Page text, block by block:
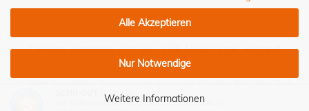
Alle Akzeptieren
Nur Notwendige
Weitere Informationen
* Preise verstehen sich inkl. 19% MwSt. zzgl.Versand
Widerrufs!
(4.98 / 5)
Bewertungen bei: google.de, shopvote.de ⓘ